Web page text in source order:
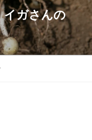
ガさんの